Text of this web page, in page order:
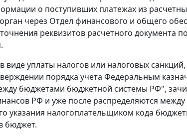
о поступивших платежах из
через Отдел финансового и общего
реквизитов расчетного документа
виде уплаты налогов или налоговых
порядка учета Федеральным
бюджетами бюджетной системы РФ",
РФ и уже после распределяются
указания налогоплательщиком кода
бюджет.